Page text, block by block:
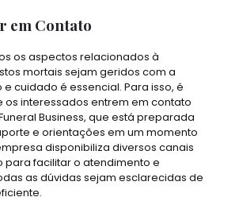
em Contato
os aspectos relacionados à
mortais sejam geridos com a
cuidado é essencial. Para isso, é
os interessados entrem em contato
Business, que está preparada
e orientações em um momento
disponibiliza diversos canais
facilitar o atendimento e
as dúvidas sejam esclarecidas de